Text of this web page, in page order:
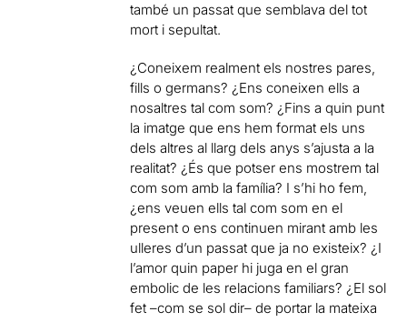
també un passat que semblava del tot
mort i sepultat.
¿Coneixem realment els nostres pares,
fills o germans? ¿Ens coneixen ells a
nosaltres tal com som? ¿Fins a quin punt
la imatge que ens hem format els uns
dels altres al llarg dels anys s’ajusta a la
realitat? ¿És que potser ens mostrem tal
com som amb la família? I s’hi ho fem,
¿ens veuen ells tal com som en el
present o ens continuen mirant amb les
ulleres d’un passat que ja no existeix? ¿I
l’amor quin paper hi juga en el gran
embolic de les relacions familiars? ¿El sol
fet –com se sol dir– de portar la mateixa